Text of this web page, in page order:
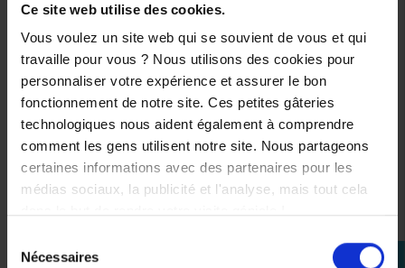
Ce site web utilise des cookies.
Vous voulez un site web qui se souvient de vous et qui
travaille pour vous ? Nous utilisons des cookies pour
personnaliser votre expérience et assurer le bon
fonctionnement de notre site. Ces petites gâteries
technologiques nous aident également à comprendre
comment les gens utilisent notre site. Nous partageons
certaines informations avec des partenaires pour les
médias sociaux, la publicité et l'analyse, mais tout cela
Nécessaires